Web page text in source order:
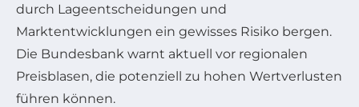
durch Lageentscheidungen und
Marktentwicklungen ein gewisses Risiko bergen.
Die Bundesbank warnt aktuell vor regionalen
Preisblasen, die potenziell zu hohen Wertverlusten
führen können.